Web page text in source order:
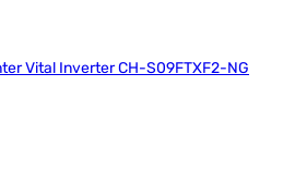
Vital Inverter CH-S09FTXF2-NG